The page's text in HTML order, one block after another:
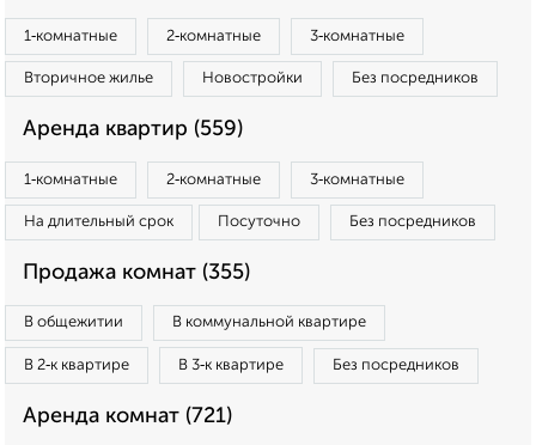
1‑комнатные 2‑комнатные 3‑комнатные
Вторичное жилье Новостройки Без посредников
Аренда квартир (559)
1‑комнатные 2‑комнатные 3‑комнатные
На длительный срок Посуточно Без посредников
Продажа комнат (355)
В общежитии В коммунальной квартире
В 2‑к квартире В 3‑к квартире Без посредников
Аренда комнат (721)